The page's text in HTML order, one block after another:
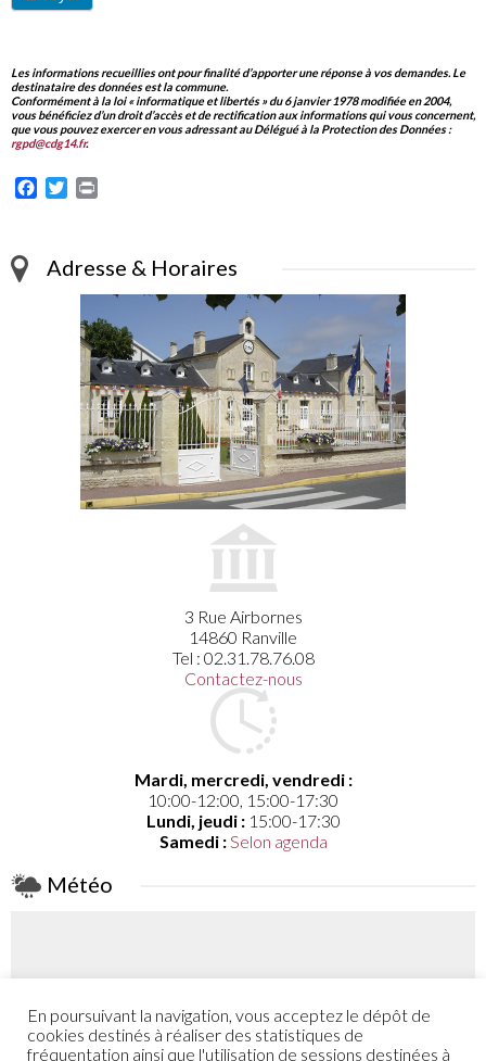
Les informations recueillies ont pour finalité d’apporter une réponse à vos demandes. Le
destinataire des données est la commune.
Conformément à la loi « informatique et libertés » du 6 janvier 1978 modifiée en 2004,
vous bénéficiez d’un droit d’accès et de rectification aux informations qui vous concernent,
que vous pouvez exercer en vous adressant au Délégué à la Protection des Données :
rgpd@cdg14.fr.
Facebook
Twitter
Adresse & Horaires
3 Rue Airbornes
14860 Ranville
Tel : 02.31.78.76.08
Contactez-nous
Mardi, mercredi, vendredi :
10:00-12:00, 15:00-17:30
Lundi, jeudi :15:00-17:30
Samedi :Selon agenda
Météo
Coefficient
52 - 48
En poursuivant la navigation, vous acceptez le dépôt de
cookies destinés à réaliser des statistiques de
fréquentation ainsi que l'utilisation de sessions destinées à